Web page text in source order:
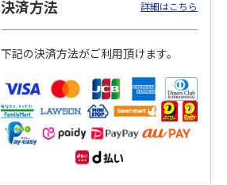
(送料別・税込) (送料別・税込)
決済方法 詳細はこちら
下記の決済方法がご利用頂けます。